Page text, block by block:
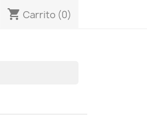
shopping_cart Carrito (0)